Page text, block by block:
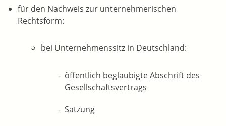
für den Nachweis zur unternehmerischen
Rechtsform:
bei Unternehmenssitz in Deutschland:
öffentlich beglaubigte Abschrift des
Gesellschaftsvertrags
Satzung